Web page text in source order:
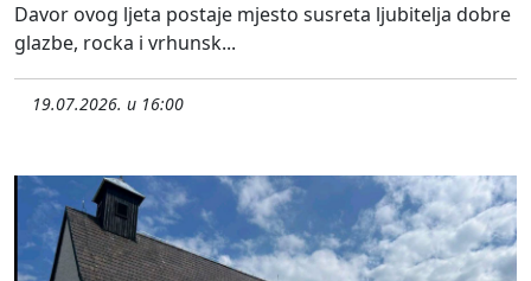
Davor ovog ljeta postaje mjesto susreta ljubitelja dobre
glazbe, rocka i vrhunsk...
19.07.2026. u 16:00